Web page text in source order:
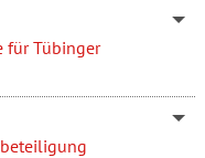
für Tübinger